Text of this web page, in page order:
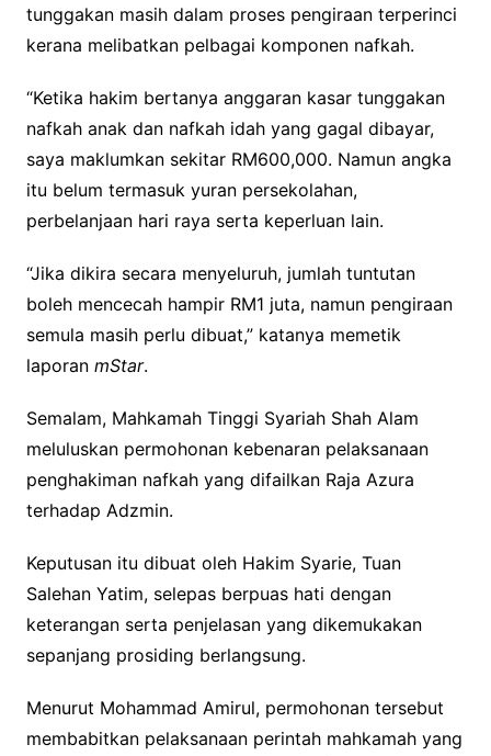
tunggakan masih dalam proses pengiraan terperinci
kerana melibatkan pelbagai komponen nafkah.
“Ketika hakim bertanya anggaran kasar tunggakan
nafkah anak dan nafkah idah yang gagal dibayar,
saya maklumkan sekitar RM600,000. Namun angka
itu belum termasuk yuran persekolahan,
perbelanjaan hari raya serta keperluan lain.
“Jika dikira secara menyeluruh, jumlah tuntutan
boleh mencecah hampir RM1 juta, namun pengiraan
semula masih perlu dibuat,” katanya memetik
laporan mStar.
Semalam, Mahkamah Tinggi Syariah Shah Alam
meluluskan permohonan kebenaran pelaksanaan
penghakiman nafkah yang difailkan Raja Azura
terhadap Adzmin.
Keputusan itu dibuat oleh Hakim Syarie, Tuan
Salehan Yatim, selepas berpuas hati dengan
keterangan serta penjelasan yang dikemukakan
sepanjang prosiding berlangsung.
Menurut Mohammad Amirul, permohonan tersebut
membabitkan pelaksanaan perintah mahkamah yang